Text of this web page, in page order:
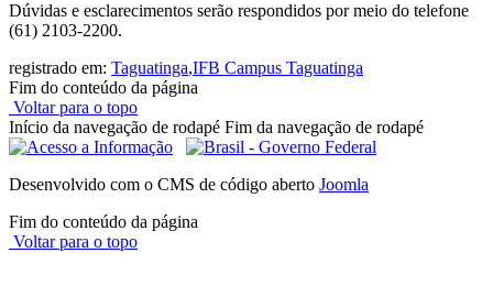
Dúvidas e esclarecimentos serão respondidos por meio do telefone
(61) 2103-2200.
registrado em: Taguatinga,IFB Campus Taguatinga
Fim do conteúdo da página
Voltar para o topo
Início da navegação de rodapé Fim da navegação de rodapé
Desenvolvido com o CMS de código aberto Joomla
Fim do conteúdo da página
Voltar para o topo